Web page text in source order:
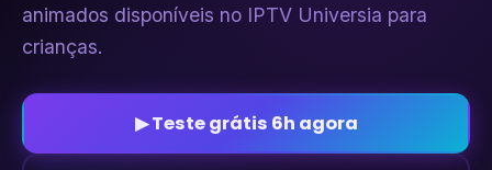
animados disponíveis no IPTV Universia para
crianças.
▶ Teste grátis 6h agora